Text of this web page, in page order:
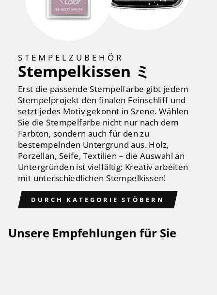
STEMPELZUBEHÖR
Stempelkissen ミ
Erst die passende Stempelfarbe gibt jedem
Stempelprojekt den finalen Feinschliff und
setzt jedes Motiv gekonnt in Szene. Wählen
Sie die Stempelfarbe nicht nur nach dem
Farbton, sondern auch für den zu
bestempelnden Untergrund aus. Holz,
Porzellan, Seife, Textilien – die Auswahl an
Untergründen ist vielfältig: Kreativ arbeiten
mit unterschiedlichen Stempelkissen!
DURCH KATEGORIE STÖBERN
Unsere Empfehlungen für Sie